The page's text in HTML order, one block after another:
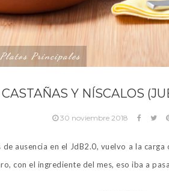
Platos Principales
Y NÍSCALOS
30 noviembre 2018
de ausencia en el JdB2.0, vuelvo a la
con el ingrediente del mes, eso iba a